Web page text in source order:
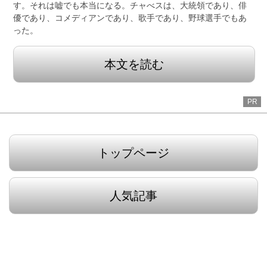
す。それは嘘でも本当になる。チャべスは、大統領であり、俳
優であり、コメディアンであり、歌手であり、野球選手でもあ
った。
本文を読む
PR
トップページ
人気記事